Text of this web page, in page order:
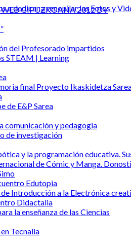
GIPUZKOANA 2012 DV
del Profesorado impartidos
STEAM | Learning
final Proyecto Ikaskidetza
de E&P Sarea
comunicación y pedagogia
de investigación
y la programación educativa.
de Cómic y Manga.
Edutopia
Introducción a la Electrónica
Didactalia
la enseñanza de las Ciencias
Tecnalia
a dedicar a recopilar las Fotos y